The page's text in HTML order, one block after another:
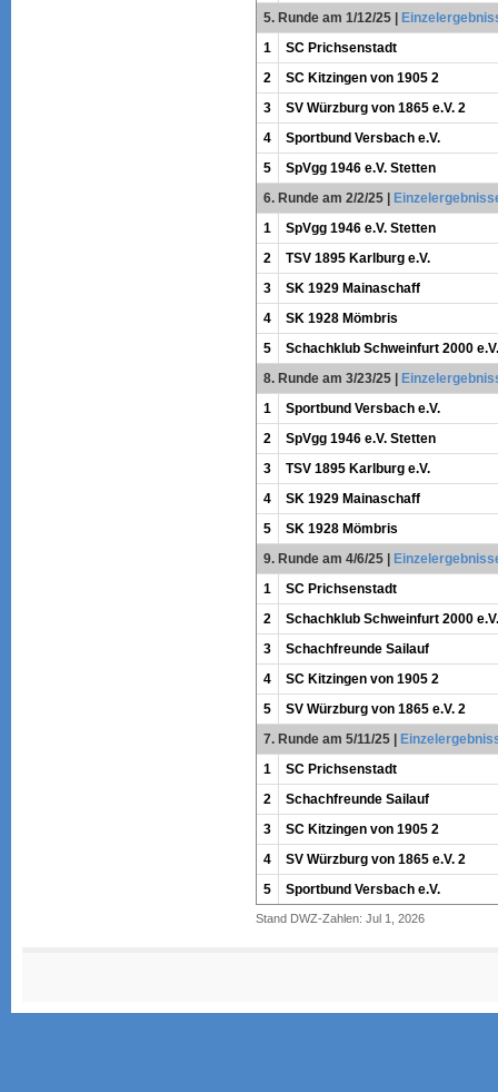
5. Runde am 1/12/25|
1
SC Prichsenstadt
2
SC Kitzingen von 1905 2
3
SV Würzburg von 1865 e.V. 2
4
Sportbund Versbach e.V.
5
SpVgg 1946 e.V. Stetten
6. Runde am 2/2/25|
1
SpVgg 1946 e.V. Stetten
2
TSV 1895 Karlburg e.V.
3
SK 1929 Mainaschaff
4
SK 1928 Mömbris
5
Schachklub Schweinfurt 2000 e.V.
8. Runde am 3/23/25|
1
Sportbund Versbach e.V.
2
SpVgg 1946 e.V. Stetten
3
TSV 1895 Karlburg e.V.
4
SK 1929 Mainaschaff
5
SK 1928 Mömbris
9. Runde am 4/6/25|
1
SC Prichsenstadt
2
Schachklub Schweinfurt 2000 e.V.
3
Schachfreunde Sailauf
4
SC Kitzingen von 1905 2
5
SV Würzburg von 1865 e.V. 2
7. Runde am 5/11/25|
1
SC Prichsenstadt
2
Schachfreunde Sailauf
3
SC Kitzingen von 1905 2
4
SV Würzburg von 1865 e.V. 2
5
Sportbund Versbach e.V.
Stand DWZ-Zahlen: Jul 1, 2026